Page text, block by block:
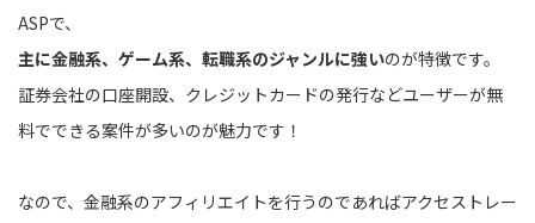
ASPで、
主に金融系、ゲーム系、転職系のジャンルに強いのが特徴です。
証券会社の口座開設、クレジットカードの発行などユーザーが無
料でできる案件が多いのが魅力です！
なので、金融系のアフィリエイトを行うのであればアクセストレー